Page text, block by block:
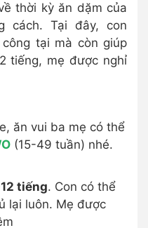
thời kỳ ăn dặm của
cách. Tại đây, con
tại mà còn giúp
tiếng, mẹ được nghỉ
ăn vui ba mẹ có thể
(15-49 tuần) nhé.
tiếng. Con có thể
lại luôn. Mẹ được